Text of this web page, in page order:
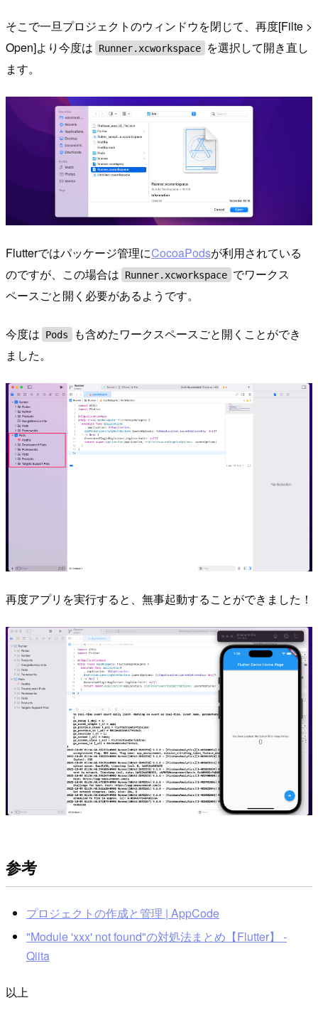
そこで一旦プロジェクトのウィンドウを閉じて、再度[Filte >
Open]より今度は
Runner.xcworkspace
を選択して開き直し
ます。
Flutterではパッケージ管理にCocoaPodsが利用されている
のですが、この場合は
Runner.xcworkspace でワークス
ペースごと開く必要があるようです。
今度は Pods
も含めたワークスペースごと開くことができ
ました。
再度アプリを実行すると、無事起動することができました！
参考
プロジェクトの作成と管理 | AppCode
"Module 'xxx' not found"の対処法まとめ【Flutter】 -
Qiita
以上